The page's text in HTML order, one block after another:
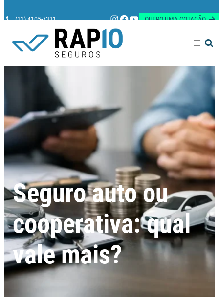
(11) 4105-7331 Instagram
Facebook
Youtube
QUERO UMA COTAÇÃO
Seguro auto ou
cooperativa: qual
vale mais?